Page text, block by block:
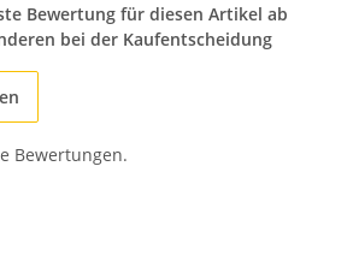
Bewertung für diesen Artikel ab
bei der Kaufentscheidung
Bewertungen.